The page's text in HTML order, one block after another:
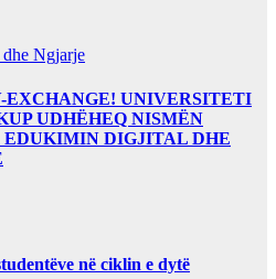
Ngjarje
EXCHANGE! UNIVERSITETI
UDHËHEQ NISMËN
DIGJITAL DHE
në ciklin e dytë